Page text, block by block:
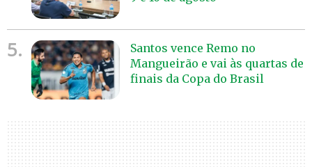
5.
Santos vence Remo no
Mangueirão e vai às quartas de
finais da Copa do Brasil